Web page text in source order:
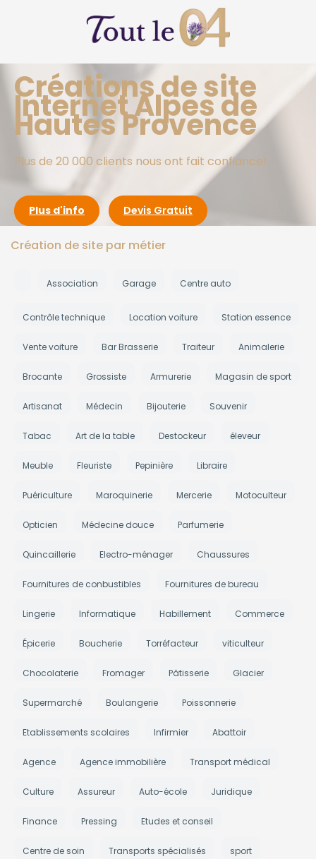
Créations de site
Internet Alpes de
Hautes Provence
Plus de 20 000 clients nous ont fait confiance!
Plus d'info Devis Gratuit
Création de site par métier
Association Garage Centre auto
Contrôle technique Location voiture Station essence
Vente voiture Bar Brasserie Traiteur Animalerie
Brocante Grossiste Armurerie Magasin de sport
Artisanat Médecin Bijouterie Souvenir
Tabac Art de la table Destockeur éleveur
Meuble Fleuriste Pepinière Libraire
Puériculture Maroquinerie Mercerie Motoculteur
Opticien Médecine douce Parfumerie
Quincaillerie Electro-ménager Chaussures
Fournitures de conbustibles Fournitures de bureau
Lingerie Informatique Habillement Commerce
Épicerie Boucherie Torréfacteur viticulteur
Chocolaterie Fromager Pâtisserie Glacier
Supermarché Boulangerie Poissonnerie
Etablissements scolaires Infirmier Abattoir
Agence Agence immobilière Transport médical
Culture Assureur Auto-école Juridique
Finance Pressing Etudes et conseil
Centre de soin Transports spécialisés sport